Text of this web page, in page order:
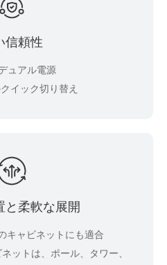
信頼性
ュアル電源
イック切り替え
と柔軟な展開
キャビネットにも適合
ットは、ポール、タワー、